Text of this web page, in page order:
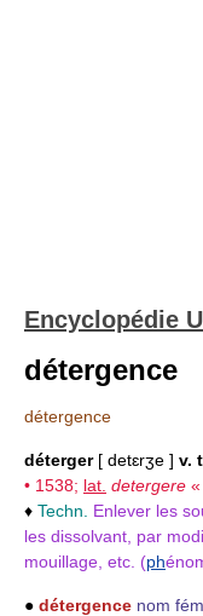
Encyclopédie
détergence
détergence
déterger[ detɛrʒe ] v.
• 1538; lat. detergere «
♦ Techn.
Enlever les
les dissolvant, par
mouillage, etc. (ph
● détergence nom